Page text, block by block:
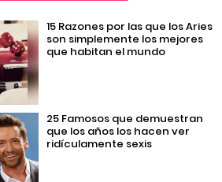
15 Razones por las que los Aries
son simplemente los mejores
que habitan el mundo
25 Famosos que demuestran
que los años los hacen ver
ridículamente sexis